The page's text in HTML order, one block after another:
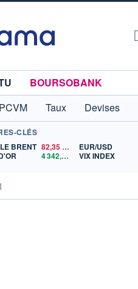
BOURSOBANK
Taux Devises
CLÉS
BRENT 82,35
4 342,26 $US
EUR/USD
VIX INDEX